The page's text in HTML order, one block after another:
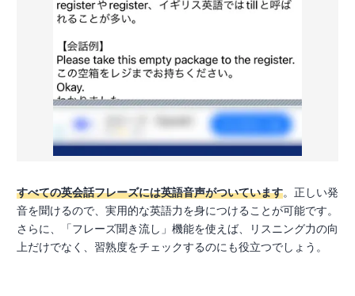
すべての英会話フレーズには英語音声がついています。正しい発
音を聞けるので、実用的な英語力を身につけることが可能です。
さらに、「フレーズ聞き流し」機能を使えば、リスニング力の向
上だけでなく、習熟度をチェックするのにも役立つでしょう。